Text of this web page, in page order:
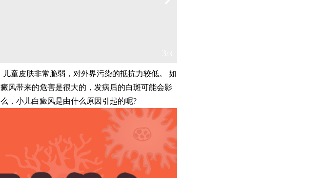
儿童皮肤非常脆弱，对外界污染的抵抗力较低。 如
风带来的危害是很大的，发病后的白斑可能会影
，小儿白癜风是由什么原因引起的呢?